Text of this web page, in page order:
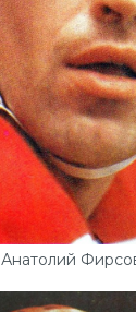
Анатолий